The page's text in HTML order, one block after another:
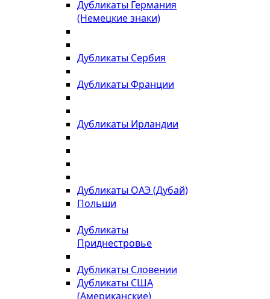
Дубликаты Германия
(Немецкие знаки)
Дубликаты Сербия
Дубликаты Франции
Дубликаты Ирландии
Дубликаты ОАЭ (Дубай)
Польши
Дубликаты
Приднестровье
Дубликаты Словении
Дубликаты США
(Американские)